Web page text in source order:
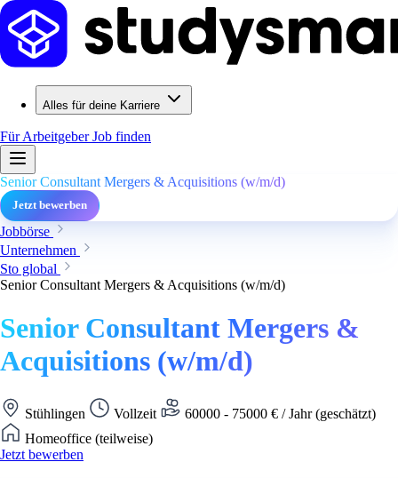
Alles für deine Karriere
Für ArbeitgeberJob finden
Senior Consultant Mergers & Acquisitions (w/m/d)
Jetzt bewerben
Jobbörse
Unternehmen
Sto global
Senior Consultant Mergers & Acquisitions (w/m/d)
Senior Consultant Mergers &
Acquisitions (w/m/d)
Stühlingen Vollzeit
60000 - 75000 € / Jahr (geschätzt)
Homeoffice (teilweise)
Jetzt bewerben